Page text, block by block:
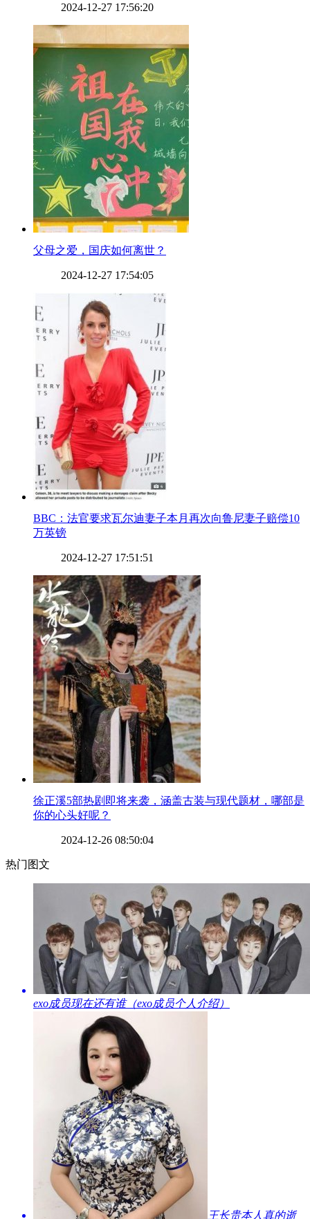
2024-12-27 17:56:20
​父母之爱，国庆如何离世？
2024-12-27 17:54:05
​BBC：法官要求瓦尔迪妻子本月再次向鲁尼妻子赔偿10
万英镑
2024-12-27 17:51:51
​徐正溪5部热剧即将来袭，涵盖古装与现代题材，哪部是
你的心头好呢？
2024-12-26 08:50:04
热门图文
​exo成员现在还有谁（exo成员个人介绍）
​王长贵本人真的逝